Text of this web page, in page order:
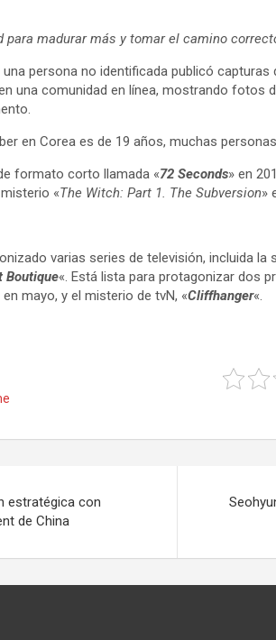
para madurar más y tomar el camino
persona no identificada publicó capturas
una comunidad en línea, mostrando fotos
en Corea es de 19 años, muchas
formato corto llamada «72 Seconds» en
«The Witch: Part 1. The Subversion»
varias series de televisión, incluida la
Boutique«. Está lista para protagonizar dos
mayo, y el misterio de tvN, «Cliffhanger«.
estratégica con
de China